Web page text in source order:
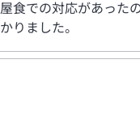
食での対応があっ
りました。